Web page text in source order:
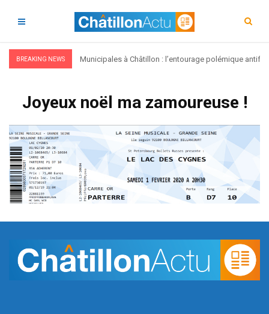
BREAKING NEWS Municipales à Châtillon : l’entourage polémique
Joyeux noël ma zamoureuse !